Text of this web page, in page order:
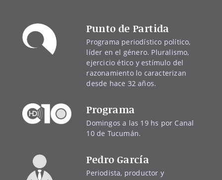
Punto de Partida
Programa periodístico político,
líder en el género. Pluralismo,
ejercicio ético y estímulo del
razonamiento lo caracterizan
desde hace 32 años.
Programa
Domingos a las 19 hs por Canal
10 de Tucumán.
Pedro García
Periodista, productor y